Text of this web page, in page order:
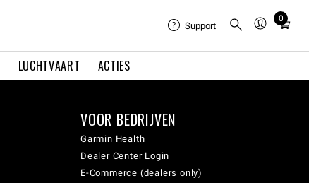
LUCHTVAART ACTIES
Support
0
Total
in
VOOR BEDRIJVEN
Garmin Health
Dealer Center Login
E-Commerce (dealers only)